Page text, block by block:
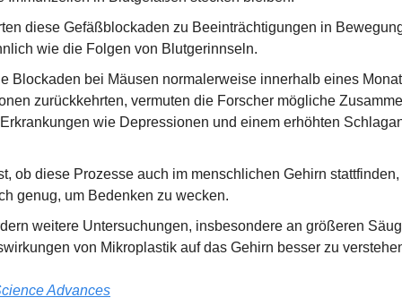
diese Gefäßblockaden zu Beeinträchtigungen in
wie die Folgen von Blutgerinnseln.
Blockaden bei Mäusen normalerweise innerhalb eines
zurückkehrten, vermuten die Forscher mögliche
wie Depressionen und einem erhöhten
ob diese Prozesse auch im menschlichen Gehirn
genug, um Bedenken zu wecken.
weitere Untersuchungen, insbesondere an größeren
von Mikroplastik auf das Gehirn besser zu
Advances